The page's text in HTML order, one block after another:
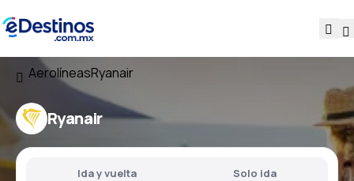
AerolíneasRyanair
Ryanair
Ida y vuelta Solo ida